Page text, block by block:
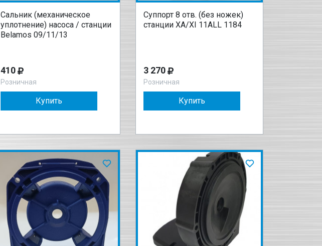
Сальник (механическое
уплотнение) насоса / станции
Belamos 09/11/13
410
Розничная
Купить
Суппорт 8 отв. (без ножек)
станции XA/XI 11ALL 1184
3 270
Розничная
Купить